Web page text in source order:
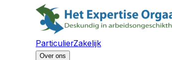
ParticulierZakelijk
Over ons